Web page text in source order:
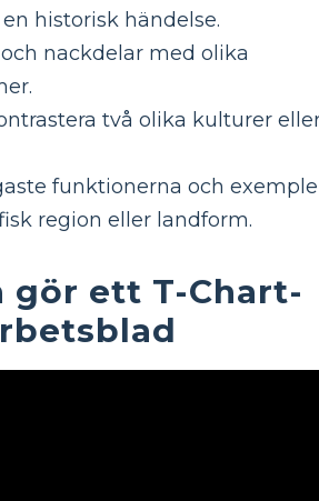
historisk händelse.
nackdelar med olika
två olika kulturer
funktionerna och
region eller landform.
gör ett T-Chart-